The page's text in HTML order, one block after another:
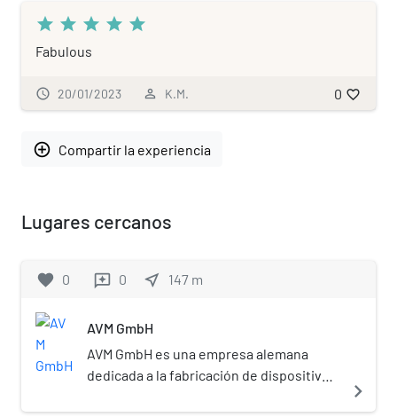
star star star star star
Fabulous
schedule 20/01/2023 person_outline K.M. 0 favorite_border
add_circle_outline Compartir la experiencia
Lugares cercanos
favorite 0 reviews 0 near_me 147 m
AVM GmbH
AVM GmbH es una empresa alemana
dedicada a la fabricación de dispositivos
navigate_next